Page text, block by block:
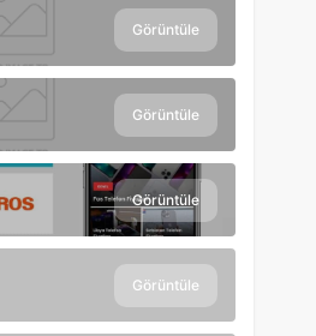
Görüntüle
Görüntüle
Görüntüle
Görüntüle